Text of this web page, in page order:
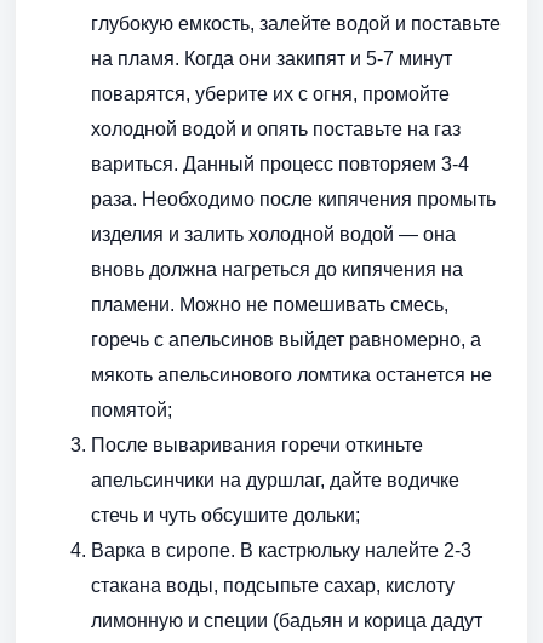
глубокую емкость, залейте водой и поставьте
на пламя. Когда они закипят и 5-7 минут
поварятся, уберите их с огня, промойте
холодной водой и опять поставьте на газ
вариться. Данный процесс повторяем 3-4
раза. Необходимо после кипячения промыть
изделия и залить холодной водой — она
вновь должна нагреться до кипячения на
пламени. Можно не помешивать смесь,
горечь с апельсинов выйдет равномерно, а
мякоть апельсинового ломтика останется не
помятой;
После вываривания горечи откиньте
апельсинчики на дуршлаг, дайте водичке
стечь и чуть обсушите дольки;
Варка в сиропе. В кастрюльку налейте 2-3
стакана воды, подсыпьте сахар, кислоту
лимонную и специи (бадьян и корица дадут